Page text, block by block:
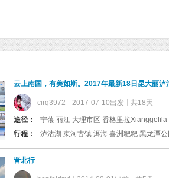
云上南国，有美如斯。2017年最新18日昆大丽泸
cirq3972 2017-07-10出发 共18天
途径：
宁蒗 丽江 大理市区 香格里拉Xianggelila
行程：
晋北行